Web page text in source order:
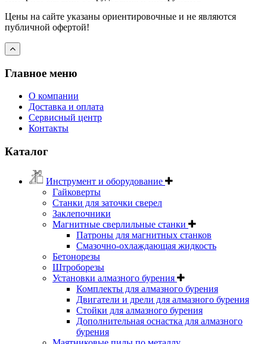
Цены на сайте указаны ориентировочные и не являются
публичной офертой!
Главное меню
О компании
Доставка и оплата
Сервисный центр
Контакты
Каталог
Инструмент и оборудование
Гайковерты
Станки для заточки сверел
Заклепочники
Магнитные сверлильные станки
Патроны для магнитных станков
Смазочно-охлаждающая жидкость
Бетонорезы
Штроборезы
Установки алмазного бурения
Комплекты для алмазного бурения
Двигатели и дрели для алмазного бурения
Стойки для алмазного бурения
Дополнительная оснастка для алмазного
бурения